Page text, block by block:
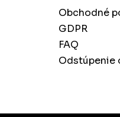
Obchodné
GDPR
FAQ
Odstúpenie